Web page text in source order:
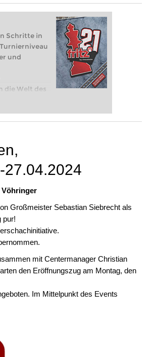
Schritte in
und
die Welt des
spielen: Mit
27.04.2024
Vöhringer
Großmeister Sebastian Siebrecht als
pur!
mit Centermanager Christian
den Eröffnungszug am Montag, den
Im Mittelpunkt des Events